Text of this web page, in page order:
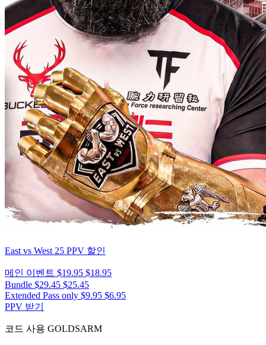
East vs West 25 PPV 할인
메인 이벤트 $19.95 $18.95
Bundle $29.45 $25.45
Extended Pass only $9.95 $6.95
PPV 받기
코드 사용 GOLDSARM